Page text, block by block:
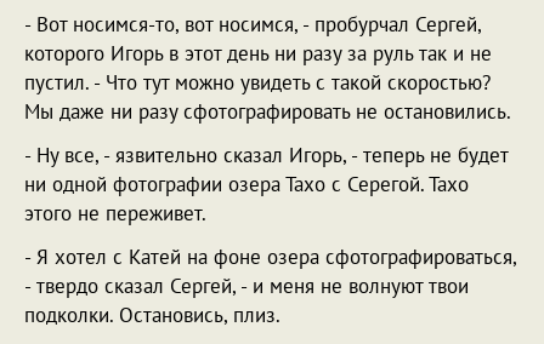
- Вот носимся-то, вот носимся, - пробурчал Сергей,
которого Игорь в этот день ни разу за руль так и не
пустил. - Что тут можно увидеть с такой скоростью?
Мы даже ни разу сфотографировать не остановились.
- Ну все, - язвительно сказал Игорь, - теперь не будет
ни одной фотографии озера Тахо с Серегой. Тахо
этого не переживет.
- Я хотел с Катей на фоне озера сфотографироваться,
- твердо сказал Сергей, - и меня не волнуют твои
подколки. Остановись, плиз.